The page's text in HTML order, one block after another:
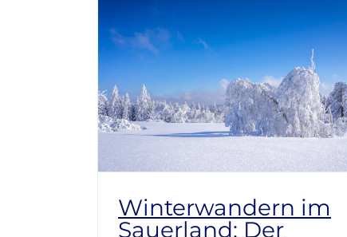
Winterwandern im
Sauerland: Der